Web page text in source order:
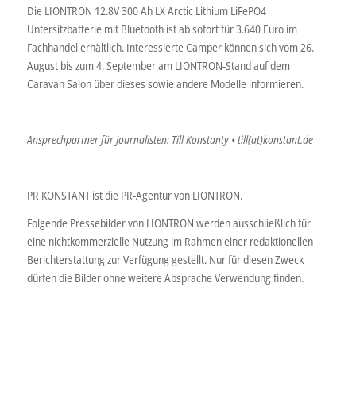
Die LIONTRON 12.8V 300 Ah LX Arctic Lithium LiFePO4
Untersitzbatterie mit Bluetooth ist ab sofort für 3.640 Euro im
Fachhandel erhältlich. Interessierte Camper können sich vom 26.
August bis zum 4. September am LIONTRON-Stand auf dem
Caravan Salon über dieses sowie andere Modelle informieren.
Ansprechpartner für Journalisten: Till Konstanty • till(at)konstant.de
PR KONSTANT ist die PR-Agentur von LIONTRON.
Folgende Pressebilder von LIONTRON werden ausschließlich für
eine nichtkommerzielle Nutzung im Rahmen einer redaktionellen
Berichterstattung zur Verfügung gestellt. Nur für diesen Zweck
dürfen die Bilder ohne weitere Absprache Verwendung finden.